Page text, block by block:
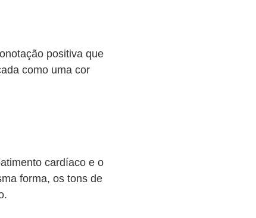
positiva que
como uma cor
cardíaco e o
forma, os tons de